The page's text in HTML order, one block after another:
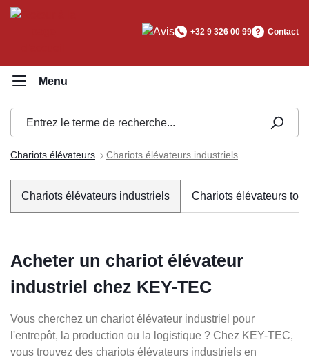
principal
+32 9 326 00 99 Contact
Chariots élévateurs Chariots élévateurs industriels
Chariots élévateurs industriels Chariots élévateurs
Acheter un chariot élévateur
industriel chez KEY-TEC
Vous cherchez un chariot élévateur industriel pour
l'entrepôt, la production ou la logistique ? Chez KEY-TEC,
vous trouvez des chariots élévateurs industriels en